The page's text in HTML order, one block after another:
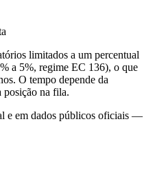
limitados a um percentual
a 5%, regime EC 136), o que
O tempo depende da
posição na fila.
e em dados públicos oficiais —